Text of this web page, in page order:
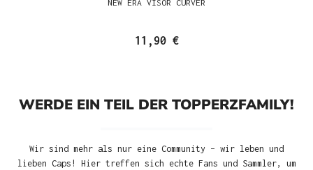
NEW ERA VISOR CURVER
11,90 €
WERDE EIN TEIL DER TOPPERZFAMILY!
Wir sind mehr als nur eine Community – wir leben und
lieben Caps! Hier treffen sich echte Fans und Sammler, um